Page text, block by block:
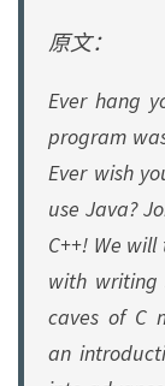
原文：
Ever hang
program
Ever wish
use Java?
C++! We
with writing
caves of C
an